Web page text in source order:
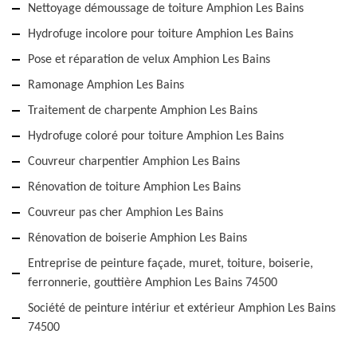
Nettoyage démoussage de toiture Amphion Les Bains
Hydrofuge incolore pour toiture Amphion Les Bains
Pose et réparation de velux Amphion Les Bains
Ramonage Amphion Les Bains
Traitement de charpente Amphion Les Bains
Hydrofuge coloré pour toiture Amphion Les Bains
Couvreur charpentier Amphion Les Bains
Rénovation de toiture Amphion Les Bains
Couvreur pas cher Amphion Les Bains
Rénovation de boiserie Amphion Les Bains
Entreprise de peinture façade, muret, toiture, boiserie,
ferronnerie, gouttière Amphion Les Bains 74500
Société de peinture intériur et extérieur Amphion Les Bains
74500